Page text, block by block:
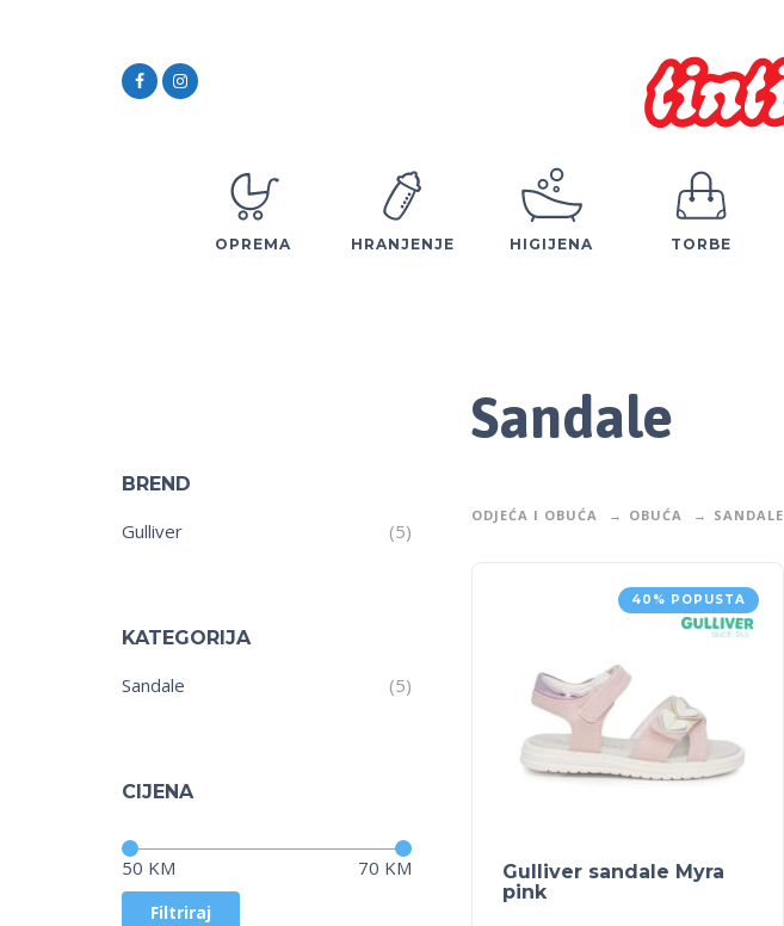
OPREMA HRANJENJE HIGIJENA TORBE
BREND
Gulliver (5)
KATEGORIJA
Sandale (5)
CIJENA
Filtriraj
50 KM 70 KM
Sandale
ODJEĆA I OBUĆA OBUĆA SANDALE
40% POPUSTA
Gulliver sandale Myra
pink